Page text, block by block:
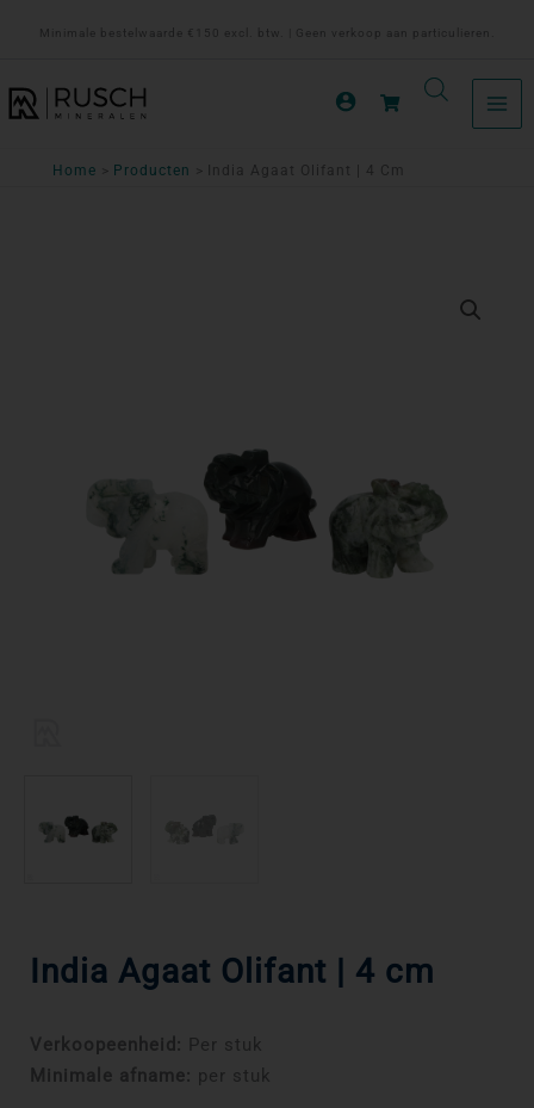
inhoud
Minimale bestelwaarde €150 excl. btw. | Geen verkoop aan particulieren.
Home Producten India Agaat Olifant | 4 Cm
India Agaat Olifant | 4 cm
Verkoopeenheid: Per stuk
Minimale afname: per stuk